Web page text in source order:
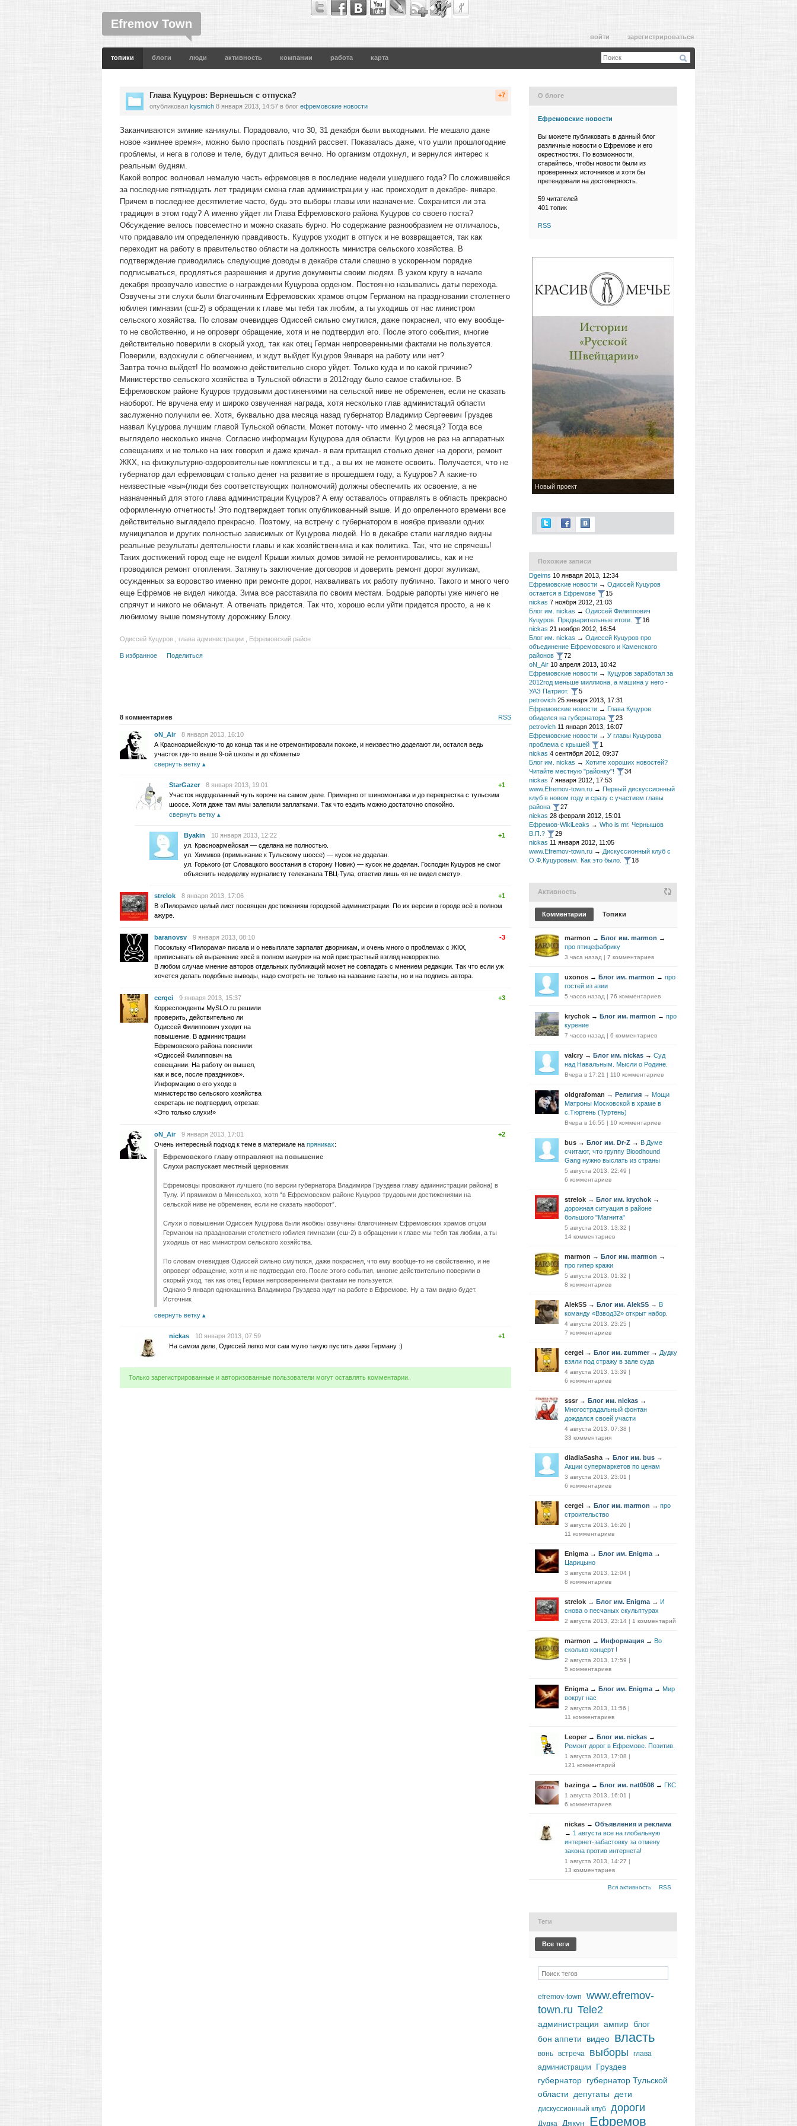
Efremov Town
войти зарегистрироваться
топики блоги люди активность компании работа карта
Глава Куцуров: Вернешься с отпуска?
опубликовал kysmich 8 января 2013, 14:57 в блог ефремовские новости
+7
Заканчиваются зимние каникулы. Порадовало, что 30, 31 декабря были выходными. Не мешало даже
новое «зимнее время», можно было проспать поздний рассвет. Показалась даже, что ушли прошлогодние
проблемы, и нега в голове и теле, будут длиться вечно. Но организм отдохнул, и вернулся интерес к
реальным будням.
Какой вопрос волновал немалую часть ефремовцев в последние недели ушедшего года? По сложившейся
за последние пятнадцать лет традиции смена глав администрации у нас происходит в декабре- январе.
Причем в последнее десятилетие часто, будь это выборы главы или назначение. Сохранится ли эта
традиция в этом году? А именно уйдет ли Глава Ефремовского района Куцуров со своего поста?
Обсуждение велось повсеместно и можно сказать бурно. Но содержание разнообразием не отличалось,
что придавало им определенную правдивость. Куцуров уходит в отпуск и не возвращается, так как
переходит на работу в правительство области на должность министра сельского хозяйства. В
подтверждение приводились следующие доводы в декабре стали спешно в ускоренном порядке
подписываться, продляться разрешения и другие документы своим людям. В узком кругу в начале
декабря прозвучало известие о награждении Куцурова орденом. Постоянно назывались даты перехода.
Озвучены эти слухи были благочинным Ефремовских храмов отцом Германом на праздновании столетнего
юбилея гимназии (сш-2) в обращении к главе мы тебя так любим, а ты уходишь от нас министром
сельского хозяйства. По словам очевидцев Одиссей сильно смутился, даже покраснел, что ему вообще-
то не свойственно, и не опроверг обращение, хотя и не подтвердил его. После этого события, многие
действительно поверили в скорый уход, так как отец Герман непроверенными фактами не пользуется.
Поверили, вздохнули с облегчением, и ждут выйдет Куцуров 9января на работу или нет?
Завтра точно выйдет! Но возможно действительно скоро уйдет. Только куда и по какой причине?
Министерство сельского хозяйства в Тульской области в 2012году было самое стабильное. В
Ефремовском районе Куцуров трудовыми достижениями на сельской ниве не обременен, если не сказать
наоборот. Не вручена ему и широко озвученная награда, хотя несколько глав администаций области
заслуженно получили ее. Хотя, буквально два месяца назад губернатор Владимир Сергеевич Груздев
назвал Куцурова лучшим главой Тульской области. Может потому- что именно 2 месяца? Тогда все
выглядело несколько иначе. Согласно информации Куцурова для области. Куцуров не раз на аппаратных
совещаниях и не только на них говорил и даже кричал- я вам притащил столько денег на дороги, ремонт
ЖКХ, на физкультурно-оздоровительные комплексы и т.д., а вы их не можете освоить. Получается, что не
губернатор дал ефремовцам столько денег на развитие в прошедшем году, а Куцуров? А какие-то
неизвестные «вы»(люди без соответствующих полномочий) должны обеспечить их освоение, а не
назначенный для этого глава администрации Куцуров? А ему оставалось отправлять в область прекрасно
оформленную отчетность! Это подтверждает топик опубликованный выше. И до опреленного времени все
действительно выглядело прекрасно. Поэтому, на встречу с губернатором в ноябре привезли одних
муниципалов и других полностью зависимых от Куцурова людей. Но в декабре стали наглядно видны
реальные результаты деятельности главы и как хозяйственника и как политика. Так, что не спрячешь!
Таких достижений город еще не видел! Крыши жилых домов зимой не ремонтировались, как и не
проводился ремонт отопления. Затянуть заключение договоров и доверить ремонт дорог жуликам,
осужденных за воровство именно при ремонте дорог, нахваливать их работу публично. Такого и много чего
еще Ефремов не видел никогда. Зима все расставила по своим местам. Бодрые рапорты уже ничего не
спрячут и никого не обманут. А отвечать придется. Так что, хорошо если уйти придется просто, а не к
любимому выше помянутому дорожнику Блоку.
Одиссей Куцуров глава администрации Ефремовский район
В избранное Поделиться
8 комментариев RSS
oN_Air
8 января 2013, 16:10
А Красноармейскую-то до конца так и не отремонтировали похоже, и неизвестно доделают ли, остался ведь
участок где-то выше 9-ой школы и до «Кометы»
свернуть ветку
StarGazer 8 января 2013, 19:01
+1
Участок недоделанный чуть короче на самом деле. Примерно от шиномонтажа и до перекрестка с тульским
шоссе. Хотя даже там ямы залепили заплатками. Так что ездить можно достаточно спокойно.
свернуть ветку
Byakin 10 января 2013, 12:22
+1
ул. Красноармейская — сделана не полностью.
ул. Химиков (примыкание к Тульскому шоссе) — кусок не доделан.
ул. Горького (от Словацкого восстания в сторону Новик) — кусок не доделан. Господин Куцуров не смог
объяснить недоделку журналисту телеканала ТВЦ-Тула, ответив лишь «я не видел смету».
strelok 8 января 2013, 17:06
+1
В «Пилораме» целый лист посвящен достижениям городской администрации. По их версии в городе всё в полном
ажуре.
baranovsv 9 января 2013, 08:10
-3
Посокльку «Пилорама» писала и о невыплате зарпалат дворникам, и очень много о проблемах с ЖКХ,
приписывать ей выражение «всё в полном иажуре» на мой пристрастный взгляд некорректно.
В любом случае мнение авторов отдельных публикаций может не совпадать с мнением редакции. Так что если уж
хочется делать подобные выводы, надо смотреть не только на название газеты, но и на подпись автора.
cergei 9 января 2013, 15:37
+3
Корреспонденты MySLO.ru решили
проверить, действительно ли
Одиссей Филиппович уходит на
повышение. В администрации
Ефремовского района пояснили:
«Одиссей Филиппович на
совещании. На работу он вышел,
как и все, после праздников».
Информацию о его уходе в
министерство сельского хозяйства
секретарь не подтвердил, отрезав:
«Это только слухи!»
oN_Air 9 января 2013, 17:01
+2
Очень интересный подход к теме в материале на пряниках:
Ефремовского главу отправляют на повышение
Слухи распускает местный церковник
Ефремовцы провожают лучшего (по версии губернатора Владимира Груздева главу администрации района) в
Тулу. И прямиком в Минсельхоз, хотя “в Ефремовском районе Куцуров трудовыми достижениями на
сельской ниве не обременен, если не сказать наоборот”.
Слухи о повышении Одиссея Куцурова были якобюы озвучены благочинным Ефремовских храмов отцом
Германом на праздновании столетнего юбилея гимназии (сш-2) в обращении к главе мы тебя так любим, а ты
уходишь от нас министром сельского хозяйства.
По словам очевидцев Одиссей сильно смутился, даже покраснел, что ему вообще-то не свойственно, и не
опроверг обращение, хотя и не подтвердил его. После этого события, многие действительно поверили в
скорый уход, так как отец Герман непроверенными фактами не пользуется.
Однако 9 января однокашника Владимира Груздева ждут на работе в Ефремове. Ну а там видно будет.
Источник
свернуть ветку
nickas 10 января 2013, 07:59
+1
На самом деле, Одиссей легко мог сам мулю такую пустить даже Герману :)
Только зарегистрированные и авторизованные пользователи могут оставлять комментарии.
О блоге
Ефремовские новости
Вы можете публиковать в данный блог
различные новости о Ефремове и его
окрестностях. По возможности,
старайтесь, чтобы новости были из
проверенных источников и хотя бы
претендовали на достоверность.
59 читателей
401 топик
RSS
Новый проект
Похожие записи
Dgeims 10 января 2013, 12:34
Ефремовские новости → Одиссей Куцуров
остается в Ефремове
15
nickas 7 ноября 2012, 21:03
Блог им. nickas → Одиссей Филиппович
Куцуров. Предварительные итоги.
16
nickas 21 ноября 2012, 16:54
Блог им. nickas → Одиссей Куцуров про
объединение Ефремовского и Каменского
районов
72
oN_Air 10 апреля 2013, 10:42
Ефремовские новости → Куцуров заработал за
2012год меньше миллиона, а машина у него -
УАЗ Патриот.
5
petrovich 25 января 2013, 17:31
Ефремовские новости → Глава Куцуров
обиделся на губернатора
23
petrovich 11 января 2013, 16:07
Ефремовские новости → У главы Куцурова
проблема с крышей
1
nickas 4 сентября 2012, 09:37
Блог им. nickas → Хотите хороших новостей?
Читайте местную "районку"!
34
nickas 7 января 2012, 17:53
www.Efremov-town.ru → Первый дискуссионный
клуб в новом году и сразу с участием главы
района
27
nickas 28 февраля 2012, 15:01
Ефремов-WikiLeaks → Who is mr. Чернышов
В.П.?
29
nickas 11 января 2012, 11:05
www.Efremov-town.ru → Дискуссионный клуб с
О.Ф.Куцуровым. Как это было.
18
Активность
Комментарии Топики
marmon → Блог им. marmon →
про птицефабрику
3 часа назад | 7 комментариев
uxonos → Блог им. marmon → про
гостей из азии
5 часов назад | 76 комментариев
krychok → Блог им. marmon → про
курение
7 часов назад | 6 комментариев
valcry → Блог им. nickas → Суд
над Навальным. Мысли о Родине.
Вчера в 17:21 | 110 комментариев
oldgrafoman → Религия → Мощи
Матроны Московской в храме в
с.Тюртень (Туртень)
Вчера в 16:55 | 10 комментариев
bus → Блог им. Dr-Z → В Думе
считают, что группу Bloodhound
Gang нужно выслать из страны
5 августа 2013, 22:49 |
6 комментариев
strelok → Блог им. krychok →
дорожная ситуация в районе
большого "Магнита"
5 августа 2013, 13:32 |
14 комментариев
marmon → Блог им. marmon →
про гипер кражи
5 августа 2013, 01:32 |
8 комментариев
AlekSS → Блог им. AlekSS → В
команду «Взвод32» открыт набор.
4 августа 2013, 23:25 |
7 комментариев
cergei → Блог им. zummer → Дудку
взяли под стражу в зале суда
4 августа 2013, 13:39 |
6 комментариев
sssr → Блог им. nickas →
Многострадальный фонтан
дождался своей участи
4 августа 2013, 07:38 |
33 комментария
diadiaSasha → Блог им. bus →
Акции супермаркетов по ценам
3 августа 2013, 23:01 |
6 комментариев
cergei → Блог им. marmon → про
строительство
3 августа 2013, 16:20 |
11 комментариев
Enigma → Блог им. Enigma →
Царицыно
3 августа 2013, 12:04 |
8 комментариев
strelok → Блог им. Enigma → И
снова о песчаных скульптурах
2 августа 2013, 23:14 | 1 комментарий
marmon → Информация → Во
сколько концерт !
2 августа 2013, 17:59 |
5 комментариев
Enigma → Блог им. Enigma → Мир
вокруг нас
2 августа 2013, 11:56 |
11 комментариев
Leoper → Блог им. nickas →
Ремонт дорог в Ефремове. Позитив.
1 августа 2013, 17:08 |
121 комментарий
bazinga → Блог им. nat0508 → ГКС
1 августа 2013, 16:01 |
6 комментариев
nickas → Объявления и реклама
→ 1 августа все на глобальную
интернет-забастовку за отмену
закона против интернета!
1 августа 2013, 14:27 |
13 комментариев
Вся активность RSS
Теги
Все теги
efremov-town
www.efremov-
town.ru Tele2
администрация ампир блог
бон аппети
видео власть
вонь встреча выборы
глава
администрации
Груздев
губернатор губернатор Тульской
области
депутаты дети
дискуссионный клуб дороги
Дудка Дякун Ефремов